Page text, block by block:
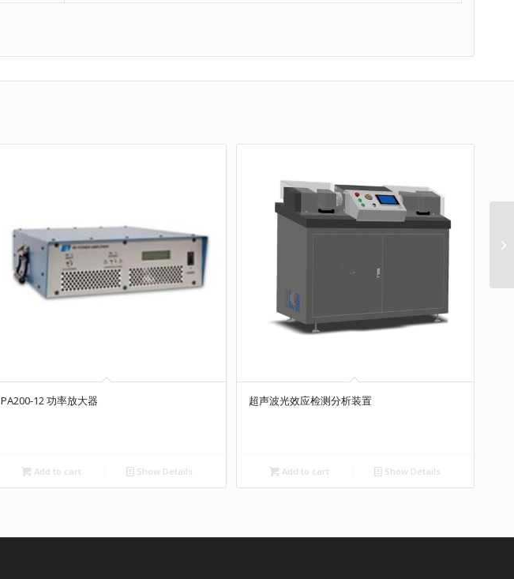
PA200-12 功率放大器
Add to cart Show Details
超声波光效应检测分析装置
Add to cart Show Details